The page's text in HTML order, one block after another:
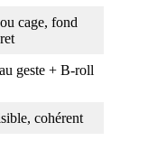
cage, fond
geste + B-roll
cohérent